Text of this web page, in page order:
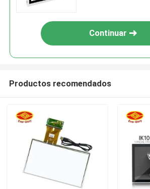
Inicio
Continuar
Productos recomendados